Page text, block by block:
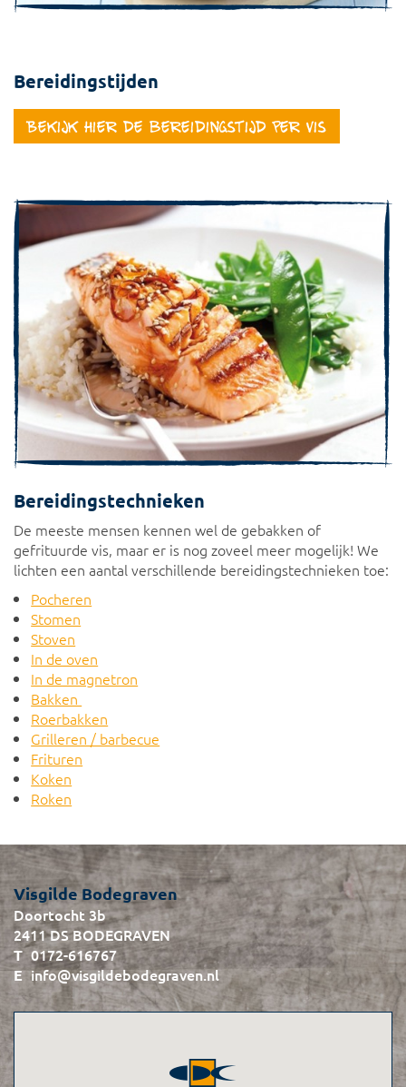
Bereidingstijden
Bekijk hier de bereidingstijd per vis
Bereidingstechnieken
De meeste mensen kennen wel de gebakken of
gefrituurde vis, maar er is nog zoveel meer mogelijk! We
lichten een aantal verschillende bereidingstechnieken toe:
Pocheren
Stomen
Stoven
In de oven
In de magnetron
Bakken
Roerbakken
Grilleren / barbecue
Frituren
Koken
Roken
Visgilde Bodegraven
Doortocht 3b
2411 DS BODEGRAVEN
0172-616767
info@visgildebodegraven.nl